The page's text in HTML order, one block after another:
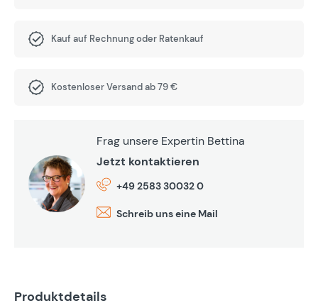
Kauf auf Rechnung oder Ratenkauf
Kostenloser Versand ab 79 €
Frag unsere Expertin Bettina
Jetzt kontaktieren
+49 2583 30032 0
Schreib uns eine Mail
Produktdetails